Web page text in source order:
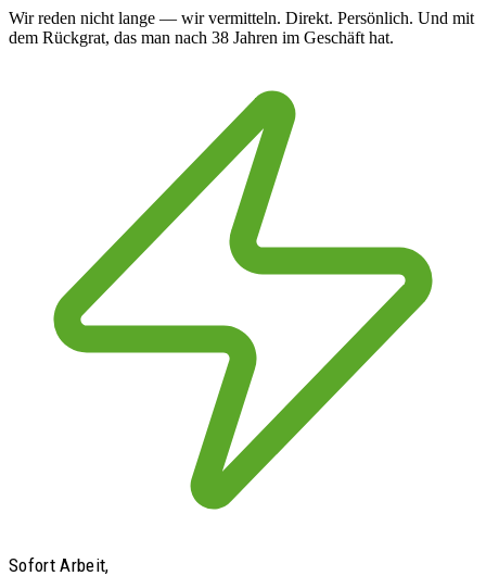
Wir reden nicht lange — wir vermitteln. Direkt. Persönlich. Und mit
dem Rückgrat, das man nach 38 Jahren im Geschäft hat.
Sofort Arbeit,